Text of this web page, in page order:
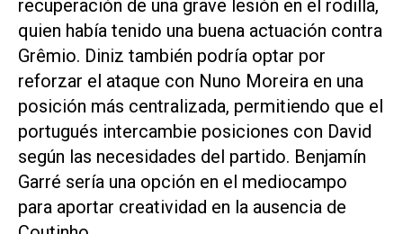
recuperación de una grave lesión en el rodilla,
quien había tenido una buena actuación contra
Grêmio. Diniz también podría optar por
reforzar el ataque con Nuno Moreira en una
posición más centralizada, permitiendo que el
portugués intercambie posiciones con David
según las necesidades del partido. Benjamín
Garré sería una opción en el mediocampo
para aportar creatividad en la ausencia de